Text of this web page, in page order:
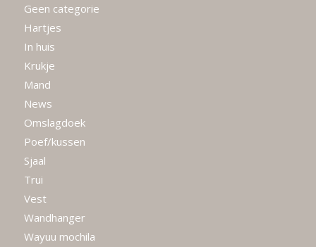
Geen categorie
Hartjes
In huis
Krukje
Mand
News
Omslagdoek
Poef/kussen
Sjaal
Trui
Vest
Wandhanger
Wayuu mochila